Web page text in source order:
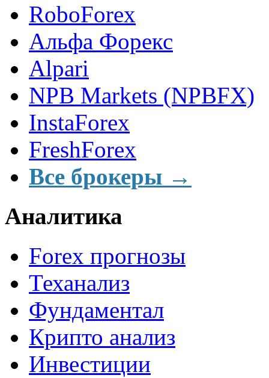
RoboForex
Альфа Форекс
Alpari
NPB Markets (NPBFX)
InstaForex
FreshForex
Все брокеры →
Аналитика
Forex прогнозы
Теханализ
Фундаментал
Крипто анализ
Инвестиции